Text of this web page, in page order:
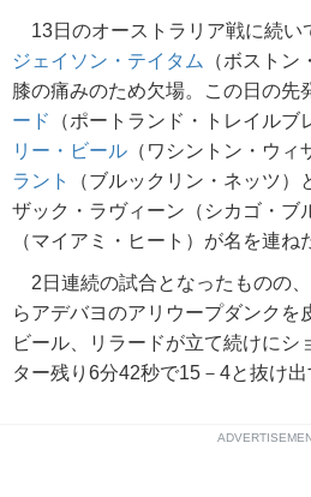
13日のオーストラリア戦に続い
ジェイソン・テイタム
（ボスト
膝の痛みのため欠場。この日の先
ード
（ポートランド・トレイルブ
リー・ビール （ワシントン・ウィ
ラント
（ブルックリン・ネッツ
ザック・ラヴィーン（シカゴ・ブ
（マイアミ・ヒート）が名を連ね
2日連続の試合となったものの、
らアデバヨのアリウープダンクを
ビール、リラードが立て続けにシ
ター残り6分42秒で15－4と抜け出